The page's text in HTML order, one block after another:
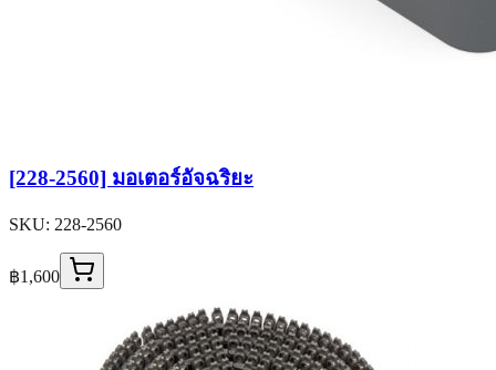
[228-2560] มอเตอร์อัจฉริยะ
SKU: 228-2560
฿1,600